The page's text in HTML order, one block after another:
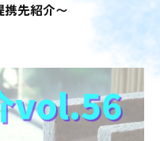
携先紹介〜